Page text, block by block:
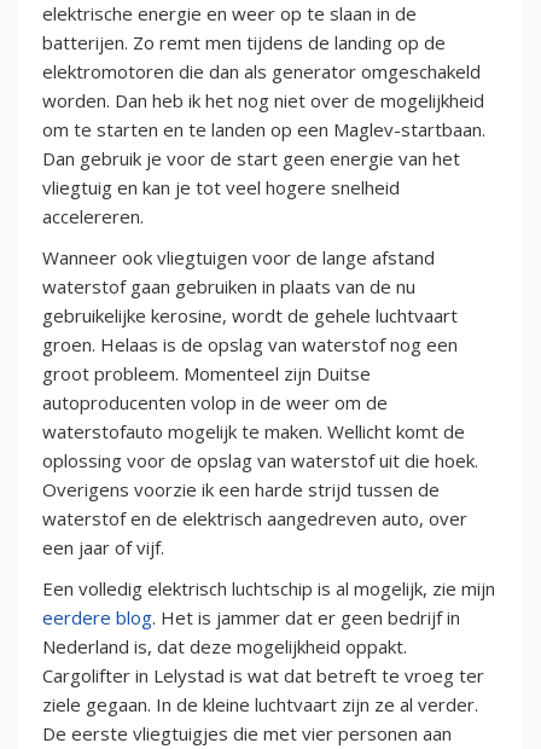
elektrische energie en weer op te slaan in de
batterijen. Zo remt men tijdens de landing op de
elektromotoren die dan als generator omgeschakeld
worden. Dan heb ik het nog niet over de mogelijkheid
om te starten en te landen op een Maglev-startbaan.
Dan gebruik je voor de start geen energie van het
vliegtuig en kan je tot veel hogere snelheid
accelereren.
Wanneer ook vliegtuigen voor de lange afstand
waterstof gaan gebruiken in plaats van de nu
gebruikelijke kerosine, wordt de gehele luchtvaart
groen. Helaas is de opslag van waterstof nog een
groot probleem. Momenteel zijn Duitse
autoproducenten volop in de weer om de
waterstofauto mogelijk te maken. Wellicht komt de
oplossing voor de opslag van waterstof uit die hoek.
Overigens voorzie ik een harde strijd tussen de
waterstof en de elektrisch aangedreven auto, over
een jaar of vijf.
Een volledig elektrisch luchtschip is al mogelijk, zie mijn
eerdere blog. Het is jammer dat er geen bedrijf in
Nederland is, dat deze mogelijkheid oppakt.
Cargolifter in Lelystad is wat dat betreft te vroeg ter
ziele gegaan. In de kleine luchtvaart zijn ze al verder.
De eerste vliegtuigjes die met vier personen aan